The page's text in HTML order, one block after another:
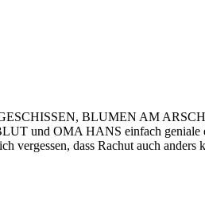
BLUMEN AM
und OMA HANS einfach geniale
vergessen, dass Rachut auch anders